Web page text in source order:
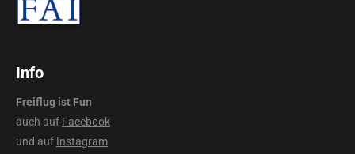
Info
Freiflug ist Fun
auch auf Facebook
und auf Instagram